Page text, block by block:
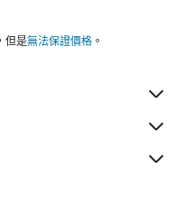
但是無法保證價格 。